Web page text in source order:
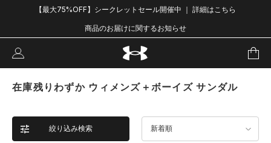
【最大75%OFF】シークレットセール開催中 ｜ 詳細はこちら
商品のお届けに関するお知らせ
在庫残りわずか ウィメンズ＋ボーイズ サンダル
絞り込み検索 新着順